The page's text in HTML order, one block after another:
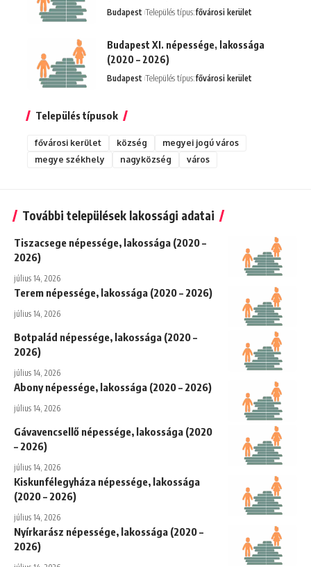
Budapest Település típus:fővárosi kerület
Budapest XI. népessége, lakossága
(2020 – 2026)
Budapest Település típus:fővárosi kerület
Település típusok
fővárosi kerület község
megyei jogú város
megye székhely
nagyközség város
További települések lakossági adatai
Tiszacsege népessége, lakossága (2020 –
2026)
július 14, 2026
Terem népessége, lakossága (2020 – 2026)
július 14, 2026
Botpalád népessége, lakossága (2020 –
2026)
július 14, 2026
Abony népessége, lakossága (2020 – 2026)
július 14, 2026
Gávavencsellő népessége, lakossága (2020
– 2026)
július 14, 2026
Kiskunfélegyháza népessége, lakossága
(2020 – 2026)
július 14, 2026
Nyírkarász népessége, lakossága (2020 –
2026)